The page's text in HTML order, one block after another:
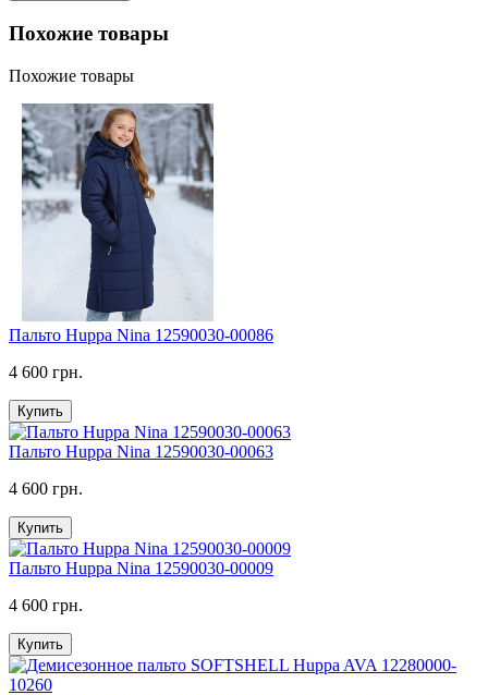
Похожие товары
Похожие товары
Пальто Huppa Nina 12590030-00086
4 600 грн.
Купить
Пальто Huppa Nina 12590030-00063
4 600 грн.
Купить
Пальто Huppa Nina 12590030-00009
4 600 грн.
Купить